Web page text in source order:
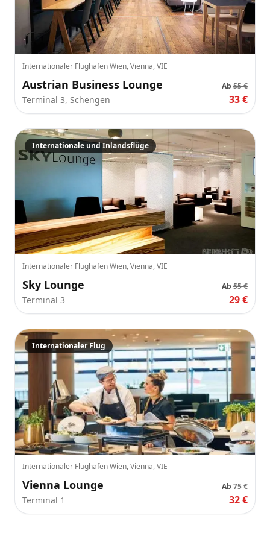
Internationaler Flughafen Wien, Vienna, VIE
Austrian Business Lounge Ab 55 €
Terminal 3, Schengen 33 €
Internationale und Inlandsflüge
Internationaler Flughafen Wien, Vienna, VIE
Sky Lounge Ab 55 €
Terminal 3 29 €
Internationaler Flug
Internationaler Flughafen Wien, Vienna, VIE
Vienna Lounge Ab 75 €
Terminal 1 32 €